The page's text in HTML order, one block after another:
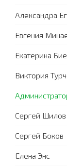
Александра
Евгения
Екатерина
Виктория
Сергей Шилов
Сергей Боков
Елена Энс